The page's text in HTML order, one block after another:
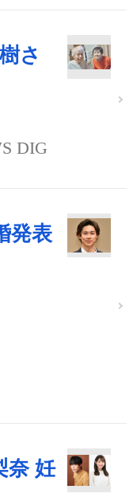
さ
DIG
発表
奈 妊